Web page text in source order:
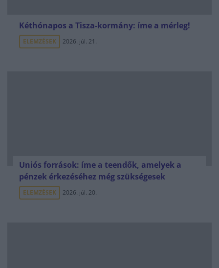
Kéthónapos a Tisza-kormány: íme a mérleg!
ELEMZÉSEK 2026. júl. 21.
Uniós források: íme a teendők, amelyek a
pénzek érkezéséhez még szükségesek
ELEMZÉSEK 2026. júl. 20.